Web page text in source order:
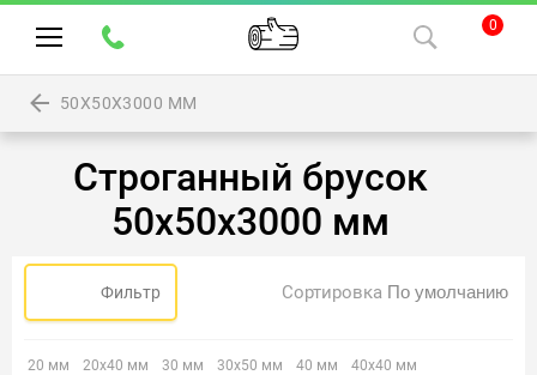
0
50Х50Х3000 ММ
Строганный брусок
50х50х3000 мм
Фильтр Сортировка
20 мм 20х40 мм 30 мм 30х50 мм 40 мм
40х40 мм